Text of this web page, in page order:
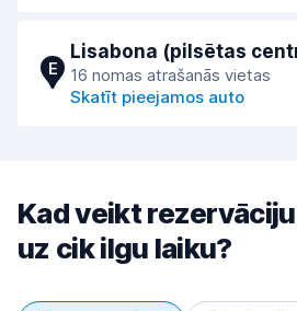
E
Lisabona (pilsētas
16 nomas atrašanās vietas
Skatīt pieejamos auto
Kad veikt
uz cik ilgu laiku?